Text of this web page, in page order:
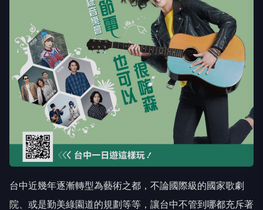
台中近幾年逐漸轉型為藝術之都，不論國際級的國家歌劇
院、或是勤美綠園道的規劃等等，讓台中不管到哪都充斥著